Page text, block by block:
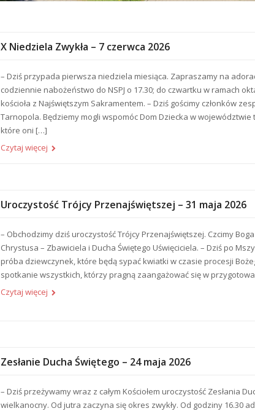
X Niedziela Zwykła – 7 czerwca 2026
– Dziś przypada pierwsza niedziela miesiąca. Zapraszamy na
codziennie nabożeństwo do NSPJ o 17.30; do czwartku w ramach
kościoła z Najświętszym Sakramentem. – Dziś gościmy członków
Tarnopola. Będziemy mogli wspomóc Dom Dziecka w
które oni […]
Czytaj więcej
Uroczystość Trójcy Przenajświętszej – 31 maja 2026
– Obchodzimy dziś uroczystość Trójcy Przenajświętszej. Czcimy
Chrystusa – Zbawiciela i Ducha Świętego Uświęciciela. – Dziś po
próba dziewczynek, które będą sypać kwiatki w czasie procesji
spotkanie wszystkich, którzy pragną zaangażować się w
Czytaj więcej
Zesłanie Ducha Świętego – 24 maja 2026
– Dziś przeżywamy wraz z całym Kościołem uroczystość Zesłania
wielkanocny. Od jutra zaczyna się okres zwykły. Od godziny 16.30